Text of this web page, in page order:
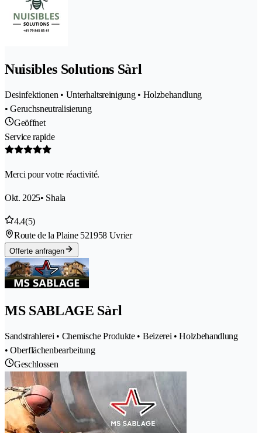
Nuisibles Solutions Sàrl
Desinfektionen • Unterhaltsreinigung • Holzbehandlung
• Geruchsneutralisierung
Geöffnet
Service rapide
Merci pour votre réactivité.
Okt. 2025• Shala
4.4(5)
Route de la Plaine 521958 Uvrier
Offerte anfragen
MS SABLAGE Sàrl
Sandstrahlerei • Chemische Produkte • Beizerei • Holzbehandlung
• Oberflächenbearbeitung
Geschlossen